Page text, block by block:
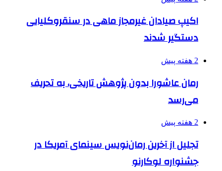
اکیپ صیادان غیرمجاز ماهی در سنقروکلیایی
دستگیر شدند
2 هفته پیش
رمان عاشورا بدون پژوهش تاریخی، به تحریف
می‌رسد
2 هفته پیش
تجلیل از آخرین رمان‌نویس سینمای آمریکا در
جشنواره لوکارنو